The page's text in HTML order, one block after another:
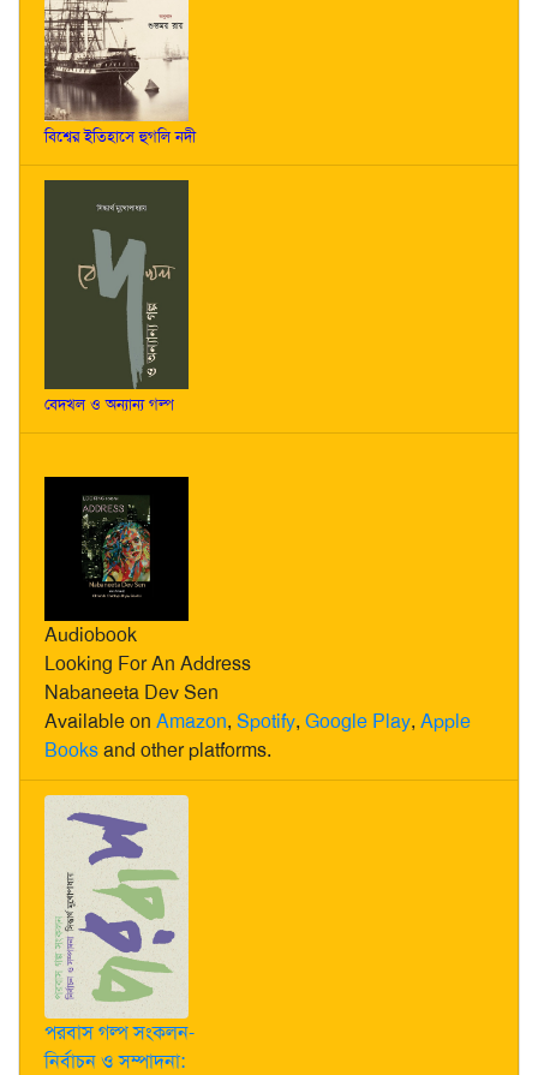
বিশ্বের ইতিহাসে হুগলি নদী
বেদখল ও অন্যান্য গল্প
Audiobook
Looking For An Address
Nabaneeta Dev Sen
Available on Amazon, Spotify, Google Play, Apple
Booksand other platforms.
পরবাস গল্প সংকলন-
নির্বাচন ও সম্পাদনা: